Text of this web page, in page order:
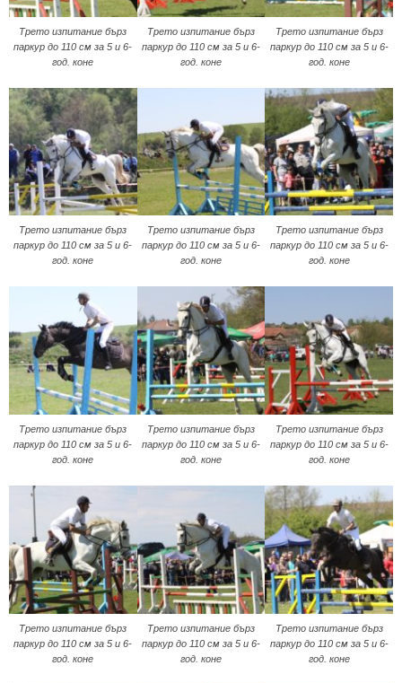
Трето изпитание бърз
паркур до 110 см за 5 и 6-
год. коне
Трето изпитание бърз
паркур до 110 см за 5 и 6-
год. коне
Трето изпитание бърз
паркур до 110 см за 5 и 6-
год. коне
Трето изпитание бърз
паркур до 110 см за 5 и 6-
год. коне
Трето изпитание бърз
паркур до 110 см за 5 и 6-
год. коне
Трето изпитание бърз
паркур до 110 см за 5 и 6-
год. коне
Трето изпитание бърз
паркур до 110 см за 5 и 6-
год. коне
Трето изпитание бърз
паркур до 110 см за 5 и 6-
год. коне
Трето изпитание бърз
паркур до 110 см за 5 и 6-
год. коне
Трето изпитание бърз
паркур до 110 см за 5 и 6-
год. коне
Трето изпитание бърз
паркур до 110 см за 5 и 6-
год. коне
Трето изпитание бърз
паркур до 110 см за 5 и 6-
год. коне